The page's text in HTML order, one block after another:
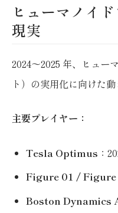
ヒューマノイ
現実
2024〜2025 年、ヒュー
ト）の実用化に向けた
主要プレイヤー：
Tesla Optimus ：
Figure 01 / Figure
Boston Dynamics